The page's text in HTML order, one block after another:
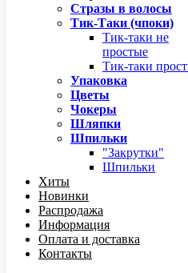
Стразы в волосы
Тик-Таки (чпоки)
Тик-таки не
простые
Тик-таки
Упаковка
Цветы
Чокеры
Шляпки
Шпильки
"Закрутки"
Шпильки
Хиты
Новинки
Распродажа
Информация
Оплата и доставка
Контакты